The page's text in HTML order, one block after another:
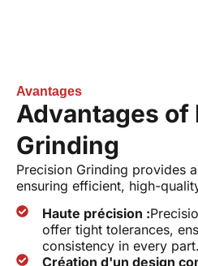
Avantages
Advantages of
Grinding
Precision Grinding provides
ensuring efficient, high-
Haute précision :
offer tight tolerances,
consistency in every part.
Création d'un design